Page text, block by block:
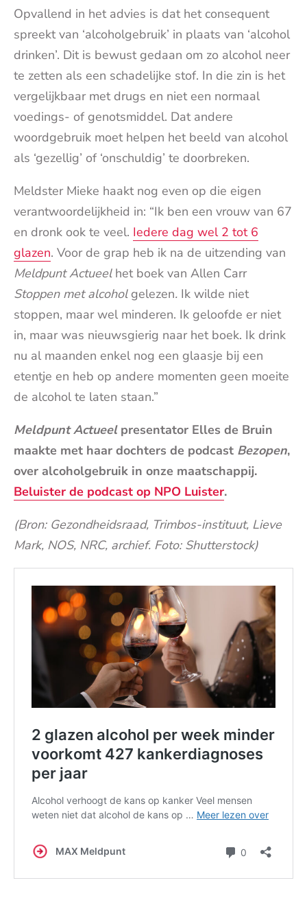
Opvallend in het advies is dat het consequent
spreekt van ‘alcoholgebruik’ in plaats van ‘alcohol
drinken’. Dit is bewust gedaan om zo alcohol neer
te zetten als een schadelijke stof. In die zin is het
vergelijkbaar met drugs en niet een normaal
voedings- of genotsmiddel. Dat andere
woordgebruik moet helpen het beeld van alcohol
als ‘gezellig’ of ‘onschuldig’ te doorbreken.
Meldster Mieke haakt nog even op die eigen
verantwoordelijkheid in: “Ik ben een vrouw van 67
en dronk ook te veel. Iedere dag wel 2 tot 6
glazen. Voor de grap heb ik na de uitzending van
Meldpunt Actueelhet boek van Allen Carr
Stoppen met alcohol gelezen. Ik wilde niet
stoppen, maar wel minderen. Ik geloofde er niet
in, maar was nieuwsgierig naar het boek. Ik drink
nu al maanden enkel nog een glaasje bij een
etentje en heb op andere momenten geen moeite
de alcohol te laten staan.”
Meldpunt Actueelpresentator Elles de Bruin
maakte met haar dochters de podcast Bezopen,
over alcoholgebruik in onze maatschappij.
Beluister de podcast op NPO Luister.
(Bron: Gezondheidsraad, Trimbos-instituut, Lieve
Mark, NOS, NRC, archief. Foto: Shutterstock)